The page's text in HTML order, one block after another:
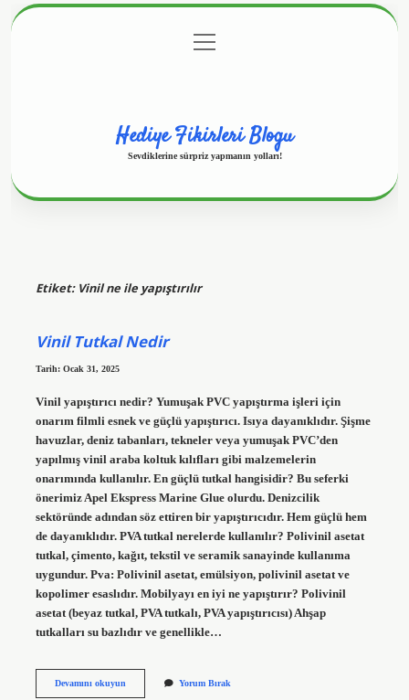
Gizlilik Politikası
menüyü
aç
Hediye Fikirleri Blogu
Sevdiklerine sürpriz yapmanın yolları!
Etiket: Vinil ne ile yapıştırılır
Vinil Tutkal Nedir
Tarih: Ocak 31, 2025
Vinil yapıştırıcı nedir? Yumuşak PVC yapıştırma işleri için
onarım filmli esnek ve güçlü yapıştırıcı. Isıya dayanıklıdır. Şişme
havuzlar, deniz tabanları, tekneler veya yumuşak PVC’den
yapılmış vinil araba koltuk kılıfları gibi malzemelerin
onarımında kullanılır. En güçlü tutkal hangisidir? Bu seferki
önerimiz Apel Ekspress Marine Glue olurdu. Denizcilik
sektöründe adından söz ettiren bir yapıştırıcıdır. Hem güçlü hem
de dayanıklıdır. PVA tutkal nerelerde kullanılır? Polivinil asetat
tutkal, çimento, kağıt, tekstil ve seramik sanayinde kullanıma
uygundur. Pva: Polivinil asetat, emülsiyon, polivinil asetat ve
kopolimer esaslıdır. Mobilyayı en iyi ne yapıştırır? Polivinil
asetat (beyaz tutkal, PVA tutkalı, PVA yapıştırıcısı) Ahşap
tutkalları su bazlıdır ve genellikle…
Devamını okuyunVinil
Yorum Bırak